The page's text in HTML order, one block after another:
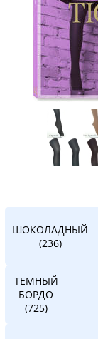
ШОКОЛАДНЫЙ
(236)
ТЕМНЫЙ
БОРДО
(725)